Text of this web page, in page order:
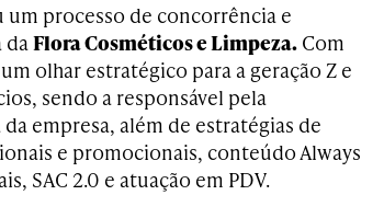
um processo de concorrência e
daFlora Cosméticos e Limpeza. Com
olhar estratégico para a geração Z e
sendo a responsável pela
empresa, além de estratégias de
e promocionais, conteúdo Always
SAC 2.0 e atuação em PDV.